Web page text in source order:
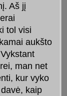
Aš jį
tol visi
aukšto
man net
kur vyko
kaip